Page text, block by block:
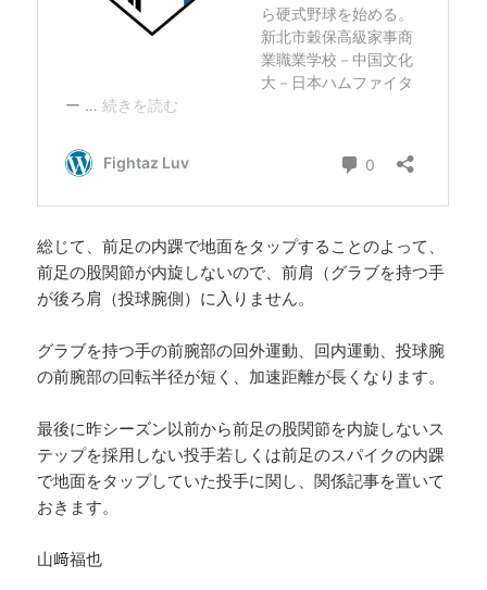
総じて、前足の内踝で地面をタップすることのよって、
前足の股関節が内旋しないので、前肩（グラブを持つ手
が後ろ肩（投球腕側）に入りません。
グラブを持つ手の前腕部の回外運動、回内運動、投球腕
の前腕部の回転半径が短く、加速距離が長くなります。
最後に昨シーズン以前から前足の股関節を内旋しないス
テップを採用しない投手若しくは前足のスパイクの内踝
で地面をタップしていた投手に関し、関係記事を置いて
おきます。
山﨑福也